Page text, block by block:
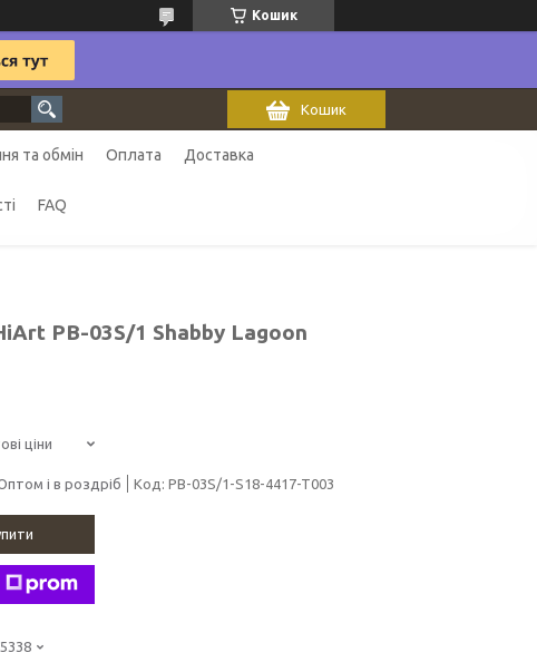
Кошик
Кошик
та обмін Оплата Доставка
FAQ
PB-03S/1 Shabby Lagoon
ціни
і в роздріб Код: PB-03S/1-S18-4417-T003